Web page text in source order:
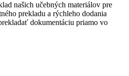
našich učebných materiálov pre
prekladu a rýchleho dodania
dokumentáciu priamo vo